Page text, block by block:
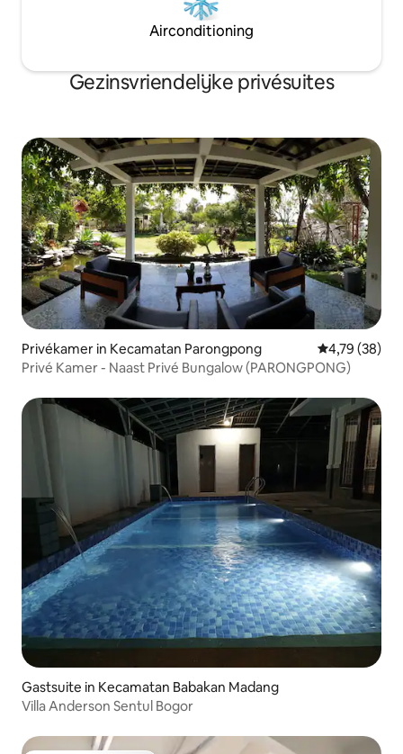
Airconditioning
Gezinsvriendelijke privésuites
Privékamer in Kecamatan Parongpong Gemiddelde
4,79 (38)
Privé Kamer - Naast Privé Bungalow (PARONGPONG)
Gastsuite in Kecamatan Babakan Madang
Villa Anderson Sentul Bogor